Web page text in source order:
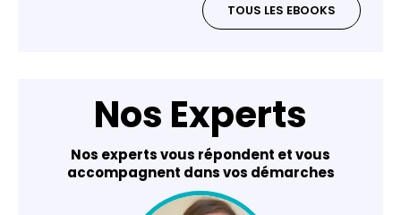
TOUS LES EBOOKS
Nos Experts
Nos experts vous répondent et vous
accompagnent dans vos démarches